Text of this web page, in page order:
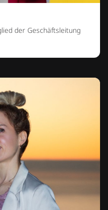
der Geschäftsleitung